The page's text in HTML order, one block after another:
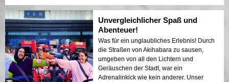
Unvergleichlicher Spaß und
Abenteuer!
Was für ein unglaubliches Erlebnis! Durch
die Straßen von Akihabara zu sausen,
umgeben von all den Lichtern und
Geräuschen der Stadt, war ein
Adrenalinkick wie kein anderer. Unser